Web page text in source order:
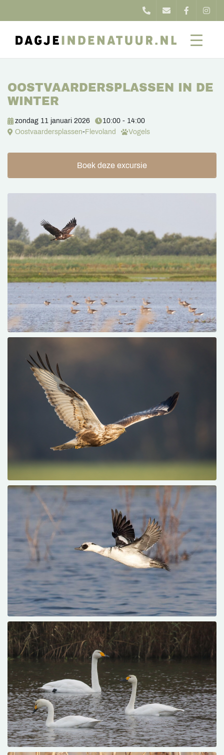
OOSTVAARDERSPLASSEN IN DE
WINTER
zondag 11 januari 2026
10:00 - 14:00
Oostvaardersplassen-Flevoland Vogels
Boek deze excursie